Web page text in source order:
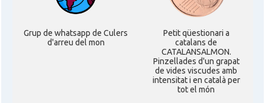
Grup de whatsapp de Culers
d'arreu del mon
Petit qüestionari a
catalans de
CATALANSALMON.
Pinzellades d'un grapat
de vides viscudes amb
intensitat i en català per
tot el món